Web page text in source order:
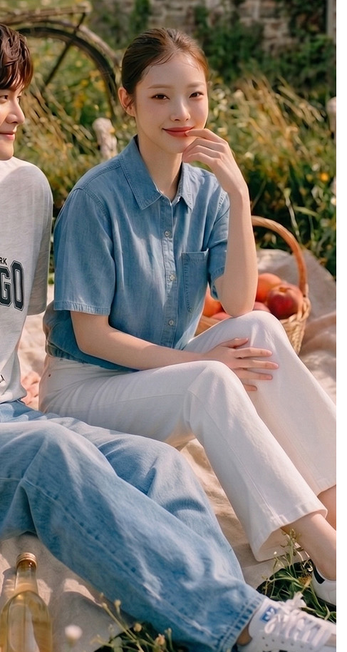
전체 다운로드
쇼핑 계속하기 장바구니 가기